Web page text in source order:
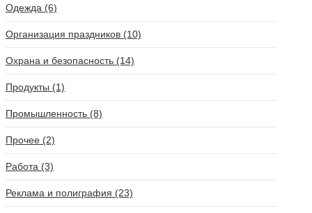
Одежда (6)
Организация праздников (10)
Охрана и безопасность (14)
Продукты (1)
Промышленность (8)
Прочее (2)
Работа (3)
Реклама и полиграфия (23)